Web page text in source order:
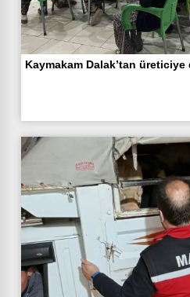
Kaymakam Dalak’tan üreticiye